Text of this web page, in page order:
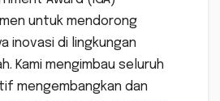
untuk mendorong
inovasi di lingkungan
Kami mengimbau seluruh
mengembangkan dan